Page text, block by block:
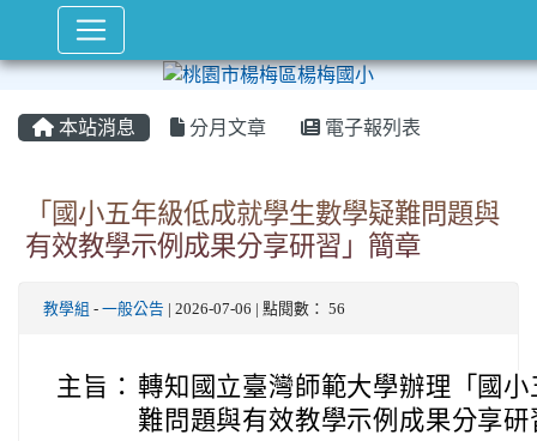
本站消息 分月文章 電子報列表
「國小五年級低成就學生數學疑難問題與
有效教學示例成果分享研習」簡章
教學組 - 一般公告 | 2026-07-06 | 點閱數： 56
主旨： 轉知國立臺灣師範大學辦理「國
難問題與有效教學示例成果分享